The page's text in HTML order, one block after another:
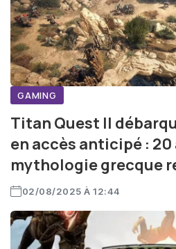
GAMING
Titan Quest II
en accès anticipé : 20
mythologie grecque
02/08/2025 À 12:44